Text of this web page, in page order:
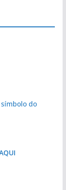
do